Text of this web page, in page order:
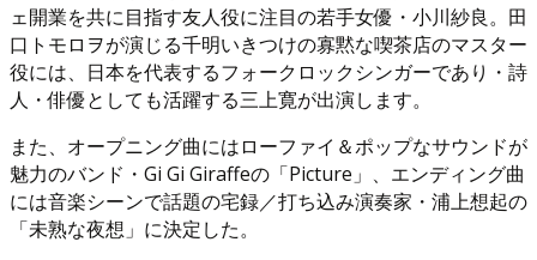
ェ開業を共に目指す友人役に注目の若手女優・小川紗良。田
口トモロヲが演じる千明いきつけの寡黙な喫茶店のマスター
役には、日本を代表するフォークロックシンガーであり・詩
人・俳優としても活躍する三上寛が出演します。
また、オープニング曲にはローファイ＆ポップなサウンドが
魅力のバンド・Gi Gi Giraffeの「Picture」、エンディング曲
には音楽シーンで話題の宅録／打ち込み演奏家・浦上想起の
「未熟な夜想」に決定した。